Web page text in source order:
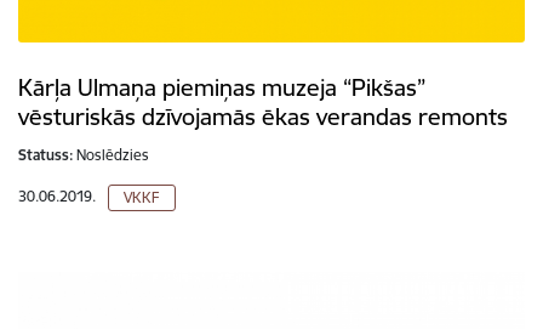
Kārļa Ulmaņa piemiņas muzeja “Pikšas”
vēsturiskās dzīvojamās ēkas verandas remonts
Statuss: Noslēdzies
30.06.2019. VKKF